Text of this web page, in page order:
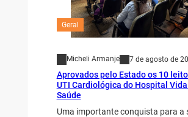
Geral
Micheli Armanje 7 de agosto de
Aprovados pelo Estado os 10
UTI Cardiológica do Hospital Vida
Saúde
Uma importante conquista para a